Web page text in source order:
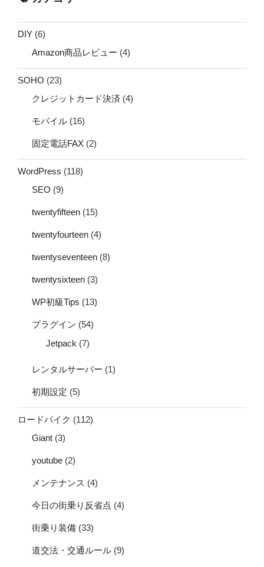
DIY (6)
Amazon商品レビュー (4)
SOHO (23)
クレジットカード決済 (4)
モバイル (16)
固定電話FAX (2)
WordPress (118)
SEO (9)
twentyfifteen (15)
twentyfourteen (4)
twentyseventeen (8)
twentysixteen (3)
WP初級Tips (13)
プラグイン (54)
Jetpack (7)
レンタルサーバー (1)
初期設定 (5)
ロードバイク (112)
Giant (3)
youtube (2)
メンテナンス (4)
今日の街乗り反省点 (4)
街乗り装備 (33)
道交法・交通ルール (9)